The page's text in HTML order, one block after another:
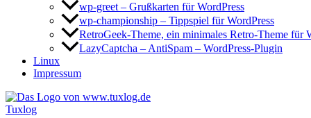
wp-greet – Grußkarten für WordPress
wp-championship – Tippspiel für WordPress
RetroGeek-Theme, ein minimales Retro-Theme für
LazyCaptcha – AntiSpam – WordPress-Plugin
Linux
Impressum
Tuxlog